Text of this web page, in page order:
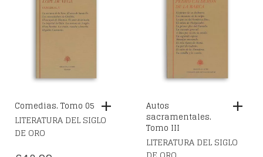
Comedias. Tomo 05
LITERATURA DEL SIGLO
DE ORO
Autos
sacramentales.
Tomo III
LITERATURA DEL SIGLO